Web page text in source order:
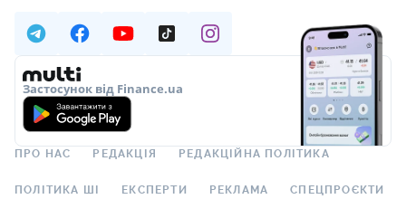
Застосунок від Finance.ua
ПРО НАС РЕДАКЦІЯ РЕДАКЦІЙНА ПОЛІТИКА
ПОЛІТИКА ШІ ЕКСПЕРТИ РЕКЛАМА СПЕЦПРОЄКТИ